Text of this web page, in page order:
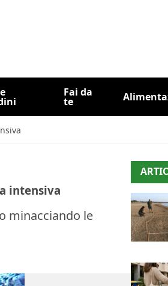
Fai da
te
intensiva
minacciando le